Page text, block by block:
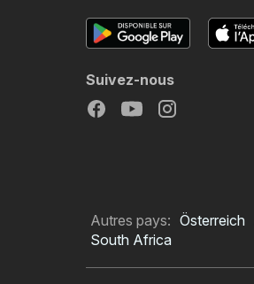
Suivez-nous
Autres pays: Österreich
South Africa